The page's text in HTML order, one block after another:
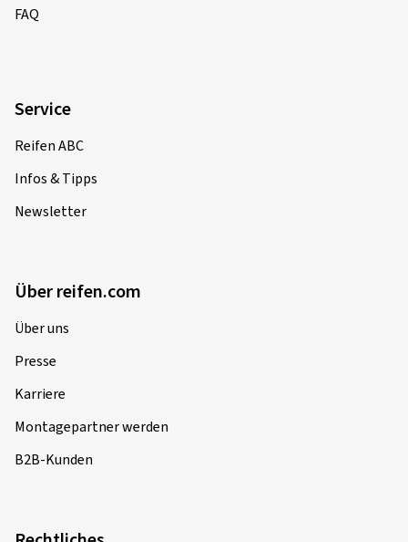
FAQ
Service
Reifen ABC
Infos & Tipps
Newsletter
Über reifen.com
Über uns
Presse
Karriere
Montagepartner werden
B2B-Kunden